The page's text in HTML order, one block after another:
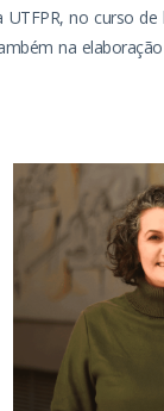
no curso de
na